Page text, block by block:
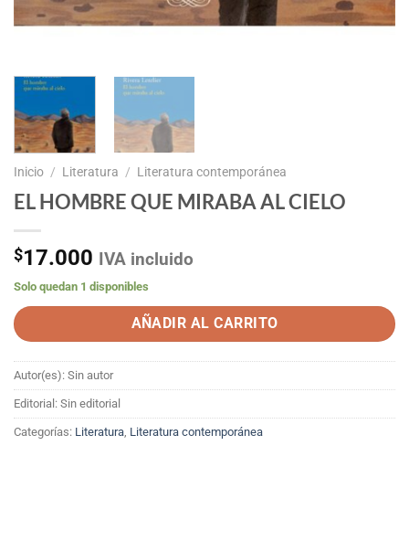
Inicio / Literatura / Literatura contemporánea
EL HOMBRE QUE MIRABA AL CIELO
$17.000 IVA incluido
Solo quedan 1 disponibles
AÑADIR AL CARRITO
Autor(es): Sin autor
Editorial: Sin editorial
Categorías: Literatura Literatura contemporánea